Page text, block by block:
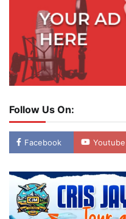
Follow Us On:
Facebook Youtube